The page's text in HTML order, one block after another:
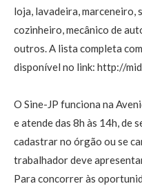
loja, lavadeira, marceneiro,
cozinheiro, mecânico de
outros. A lista completa
disponível no link: http://
O Sine-JP funciona na
e atende das 8h às 14h, de
cadastrar no órgão ou se
trabalhador deve
Para concorrer às